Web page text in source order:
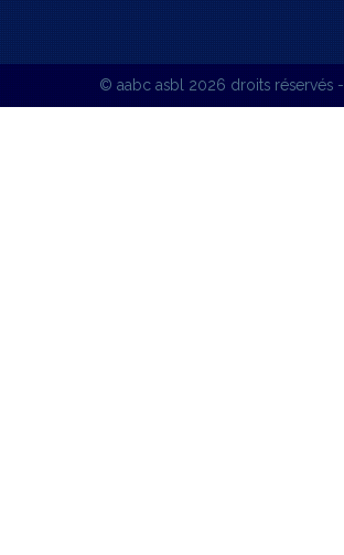
© aabc asbl2026 droits réservés -